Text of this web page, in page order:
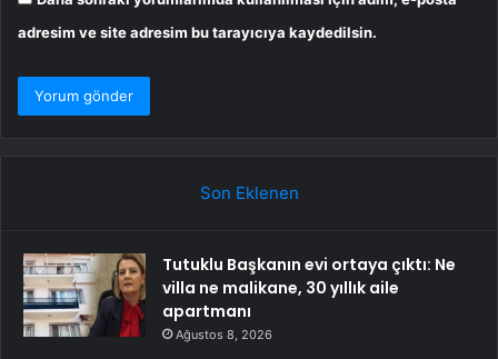
adresim ve site adresim bu tarayıcıya kaydedilsin.
Son Eklenen
Tutuklu Başkanın evi ortaya çıktı: Ne
villa ne malikane, 30 yıllık aile
apartmanı
Ağustos 8, 2026